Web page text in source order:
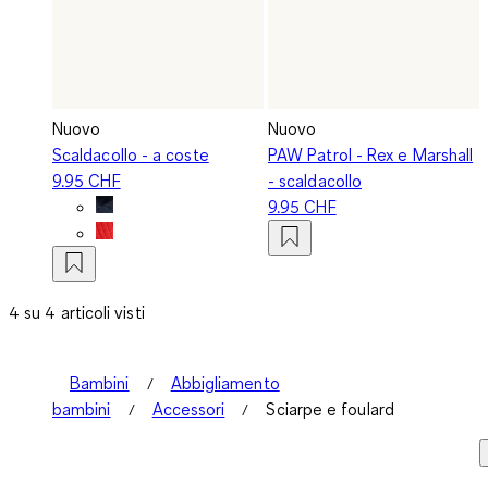
Nuovo
Scaldacollo - a coste
9.95 CHF
Nuovo
PAW Patrol - Rex e Marshall
- scaldacollo
9.95 CHF
4 su 4 articoli visti
Bambini
Abbigliamento
bambini
Accessori Sciarpe e foulard